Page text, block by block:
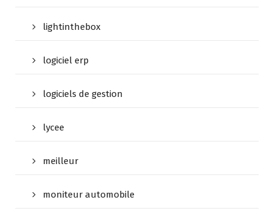
lightinthebox
logiciel erp
logiciels de gestion
lycee
meilleur
moniteur automobile